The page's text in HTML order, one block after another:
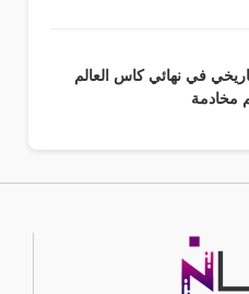
في نهائي كاس العالم
مخادمة